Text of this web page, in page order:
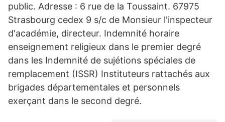
public. Adresse : 6 rue de la Toussaint. 67975
Strasbourg cedex 9 s/c de Monsieur l'inspecteur
d'académie, directeur. Indemnité horaire
enseignement religieux dans le premier degré
dans les Indemnité de sujétions spéciales de
remplacement (ISSR) Instituteurs rattachés aux
brigades départementales et personnels
exerçant dans le second degré.